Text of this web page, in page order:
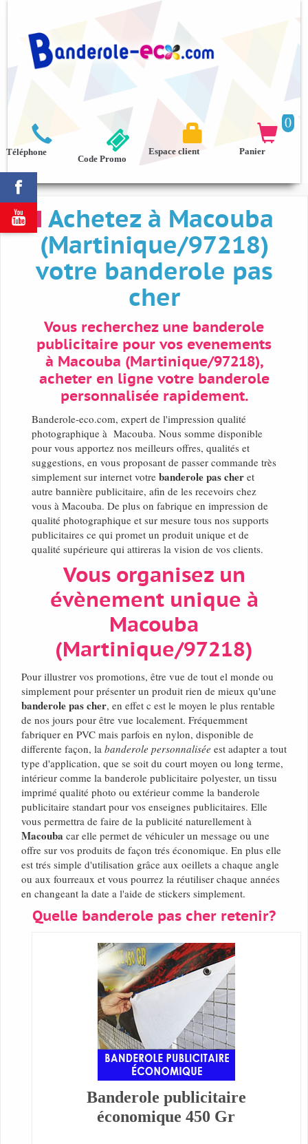



Téléphone
0

Panier

Espace client
Code Promo
Achetez à Macouba
(Martinique/97218)
votre banderole pas
cher
Vous recherchez une banderole
publicitaire pour vos evenements
à Macouba (Martinique/97218),
acheter en ligne votre banderole
personnalisée rapidement.
Banderole-eco.com, expert de l'impression qualité
photographique à Macouba. Nous somme disponible
pour vous apportez nos meilleurs offres, qualités et
suggestions, en vous proposant de passer commande très
simplement sur internet votre banderole pas cher et
autre bannière publicitaire, afin de les recevoirs chez
vous à Macouba. De plus on fabrique en impression de
qualité photographique et sur mesure tous nos supports
publicitaires ce qui promet un produit unique et de
qualité supérieure qui attireras la vision de vos clients.
Vous organisez un
évènement unique à
Macouba
(Martinique/97218)
Pour illustrer vos promotions, être vue de tout el monde ou
simplement pour présenter un produit rien de mieux qu'une
banderole pas cher, en effet c est le moyen le plus rentable
de nos jours pour être vue localement. Fréquemment
fabriquer en PVC mais parfois en nylon, disponible de
differente façon, la banderole personnalisée est adapter a tout
type d'application, que se soit du court moyen ou long terme,
intérieur comme la banderole publicitaire polyester, un tissu
imprimé qualité photo ou extérieur comme la banderole
publicitaire standart pour vos enseignes publicitaires. Elle
vous permettra de faire de la publicité naturellement à
Macouba car elle permet de véhiculer un message ou une
offre sur vos produits de façon trés économique. En plus elle
est trés simple d'utilisation grâce aux oeillets a chaque angle
ou aux fourreaux et vous pourrez la réutiliser chaque années
en changeant la date a l'aide de stickers simplement.
Quelle banderole pas cher retenir?
Banderole publicitaire
économique 450 Gr